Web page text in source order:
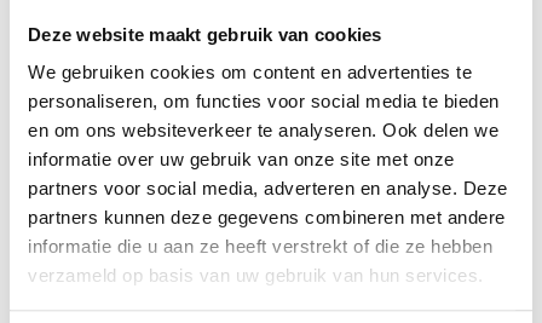
Deze website maakt gebruik van cookies
We gebruiken cookies om content en advertenties te
personaliseren, om functies voor social media te bieden
en om ons websiteverkeer te analyseren. Ook delen we
informatie over uw gebruik van onze site met onze
partners voor social media, adverteren en analyse. Deze
partners kunnen deze gegevens combineren met andere
informatie die u aan ze heeft verstrekt of die ze hebben
verzameld op basis van uw gebruik van hun services.
redactie@omroeparchipel.nl. We kijken er graag naar.
Andere events
ZA
8
Matinee-concert in Dorpskerk
📍Ouddorp 🕐11:00